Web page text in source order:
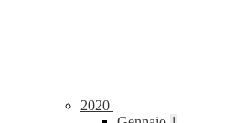
2020